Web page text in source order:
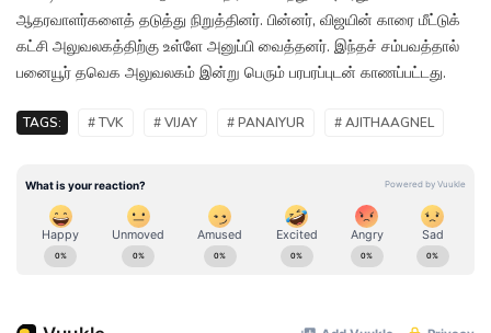
ஆதரவாளர்களைத் தடுத்து நிறுத்தினர். பின்னர், விஜயின் காரை மீட்டுக்
கட்சி அலுவலகத்திற்கு உள்ளே அனுப்பி வைத்தனர். இந்தச் சம்பவத்தால்
பனையூர் தவெக அலுவலகம் இன்று பெரும் பரபரப்புடன் காணப்பட்டது.
TAGS: # TVK # VIJAY # PANAIYUR # AJITHAAGNEL